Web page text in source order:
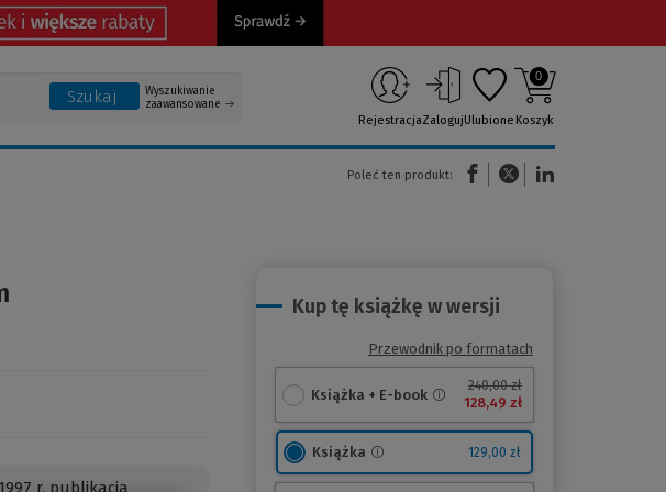
Szukaj
Wyszukiwanie
zaawansowane
RejestracjaZalogujUlubione
0
Koszyk
Poleć ten produkt:
(Nowe okno)(Link do innej strony)
r. publikacja
Kup tę książkę w wersji
Przewodnik po formatach
Książka + E-book
240,00 zł
128,49 zł
Książka 129,00 zł